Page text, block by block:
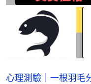
心理測驗｜一根羽